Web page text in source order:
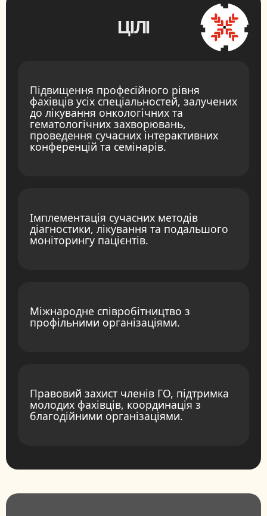
ЦІЛІ
Підвищення професійного рівня
фахівців усіх спеціальностей, залучених
до лікування онкологічних та
гематологічних захворювань,
проведення сучасних інтерактивних
конференцій та семінарів.
Імплементація сучасних методів
діагностики, лікування та подальшого
моніторингу пацієнтів.
Міжнародне співробітництво з
профільними організаціями.
Правовий захист членів ГО, підтримка
молодих фахівців, координація з
благодійними організаціями.